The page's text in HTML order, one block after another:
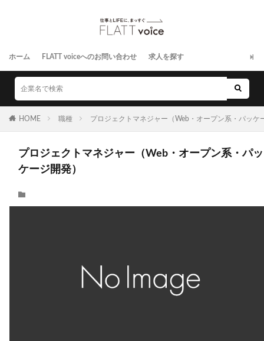
ホーム FLATT voiceへのお問い合わせ 求人を探す
HOME 職種 プロジェクトマネジャー（Web・オープン系・パッケ
プロジェクトマネジャー（Web・オープン系・パッ
ケージ開発）